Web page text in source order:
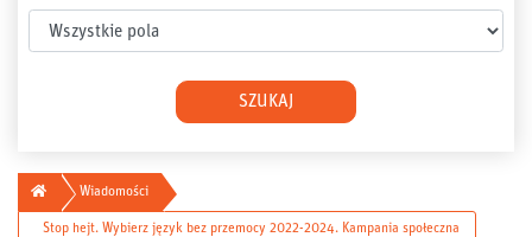
SZUKAJ
GłównaWiadomości
Stop hejt. Wybierz język bez przemocy 2022-2024. Kampania społeczna